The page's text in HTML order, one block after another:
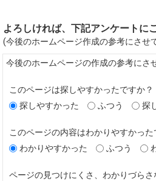
よろしければ、下記アンケートに
(今後のホームページ作成の参考にさせ
今後のホームページの作成の参考にさ
このページは探しやすかったですか
探しやすかった ふつう 探
このページの内容はわかりやすかっ
わかりやすかった ふつう
ページの見つけにくさ、わかりづら